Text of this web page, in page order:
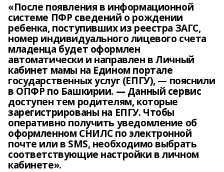
«После появления в информационной
системе ПФР сведений о рождении
ребенка, поступивших из реестра ЗАГС,
номер индивидуального лицевого счета
младенца будет оформлен
автоматически и направлен в Личный
кабинет мамы на Едином портале
государственных услуг (ЕПГУ), — пояснили
в ОПФР по Башкирии. — Данный сервис
доступен тем родителям, которые
зарегистрированы на ЕПГУ. Чтобы
оперативно получить уведомление об
оформленном СНИЛС по электронной
почте или в SMS, необходимо выбрать
соответствующие настройки в личном
кабинете».